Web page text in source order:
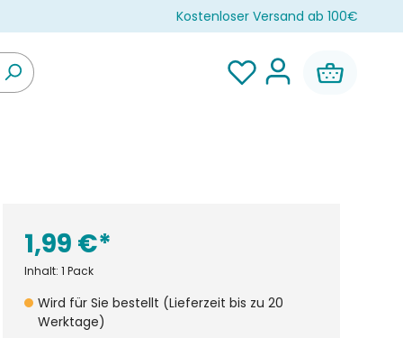
Kostenloser Versand ab 100€
1,99 €*
Inhalt:1 Pack
Wird für Sie bestellt (Lieferzeit bis zu 20
Werktage)